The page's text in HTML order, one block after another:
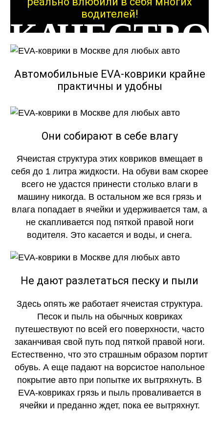
КАЧЕСТВО
ОГОНЬ
КАЧЕСТВО
ОГОНЬ
КАЧЕСТВО
ОГОНЬ
водителей!
Автомобильные EVA-коврики крайне
практичны и удобны
Они собирают в себе влагу
Ячеистая структура этих ковриков вмещает в
себя до 1 литра жидкости. На обуви вам скорее
всего не удастся принести столько влаги в
машину никогда. В остальном же вся грязь и
влага попадает в ячейки и удерживается там, а
не скапливается под пяткой правой ноги
водителя. Это касается и воды, и снега.
Не дают разлетаться песку и пыли
Здесь опять же работает ячеистая структура.
Песок и пыль на обычных ковриках
путешествуют по всей его поверхности, часто
заканчивая свой путь под пяткой правой ноги.
Естественно, что это страшным образом портит
обувь. А еще падают на ворсистое напольное
покрытие авто при попытке их вытряхнуть. В
EVA-ковриках грязь и пыль проваливается в
ячейки и преданно ждет, пока ее вытряхнут.